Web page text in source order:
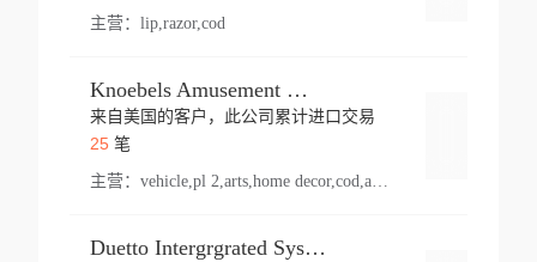
主营： lip,razor,cod
Knoebels Amusement Resort
来自美国的客户，此公司累计进口交易
25笔
主营： vehicle,pl 2,arts,home decor,cod,amusement ride,sea
Duetto Intergrgrated Systems Inc.